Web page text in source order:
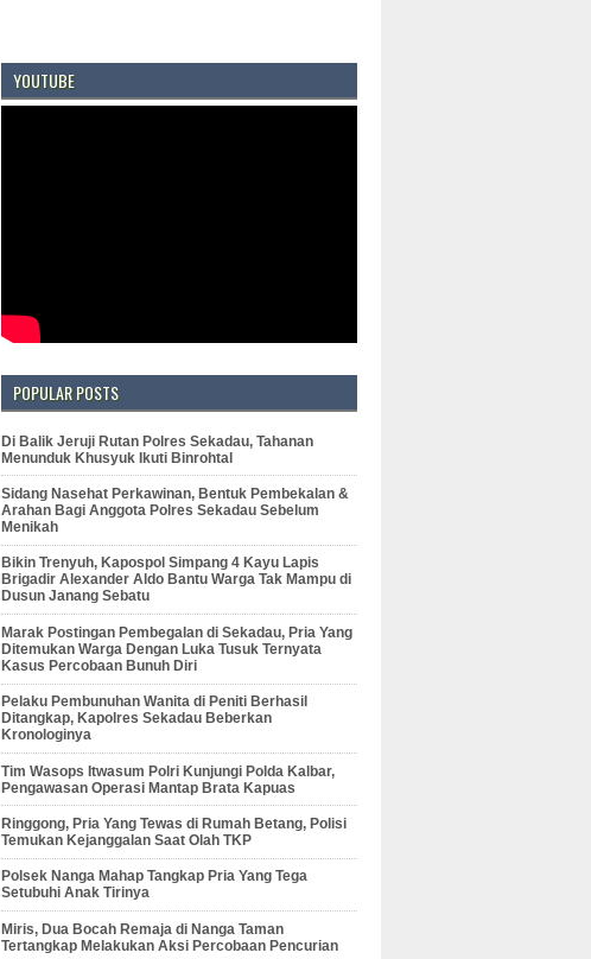
YOUTUBE
POPULAR POSTS
Di Balik Jeruji Rutan Polres Sekadau, Tahanan
Menunduk Khusyuk Ikuti Binrohtal
Sidang Nasehat Perkawinan, Bentuk Pembekalan &
Arahan Bagi Anggota Polres Sekadau Sebelum
Menikah
Bikin Trenyuh, Kapospol Simpang 4 Kayu Lapis
Brigadir Alexander Aldo Bantu Warga Tak Mampu di
Dusun Janang Sebatu
Marak Postingan Pembegalan di Sekadau, Pria Yang
Ditemukan Warga Dengan Luka Tusuk Ternyata
Kasus Percobaan Bunuh Diri
Pelaku Pembunuhan Wanita di Peniti Berhasil
Ditangkap, Kapolres Sekadau Beberkan
Kronologinya
Tim Wasops Itwasum Polri Kunjungi Polda Kalbar,
Pengawasan Operasi Mantap Brata Kapuas
Ringgong, Pria Yang Tewas di Rumah Betang, Polisi
Temukan Kejanggalan Saat Olah TKP
Polsek Nanga Mahap Tangkap Pria Yang Tega
Setubuhi Anak Tirinya
Miris, Dua Bocah Remaja di Nanga Taman
Tertangkap Melakukan Aksi Percobaan Pencurian